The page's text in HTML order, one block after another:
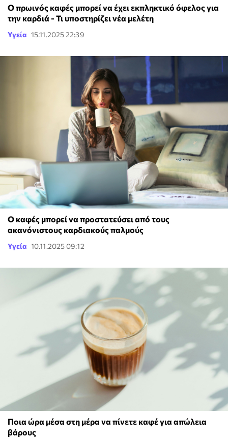
Ο πρωινός καφές μπορεί να έχει εκπληκτικό όφελος για
την καρδιά - Τι υποστηρίζει νέα μελέτη
Υγεία 15.11.2025 22:39
Ο καφές μπορεί να προστατεύσει από τους
ακανόνιστους καρδιακούς παλμούς
Υγεία 10.11.2025 09:12
Ποια ώρα μέσα στη μέρα να πίνετε καφέ για απώλεια
βάρους